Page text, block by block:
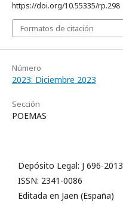
https://doi.org/10.55335/rp.298
Formatos de citación
Número
2023: Diciembre 2023
Sección
POEMAS
Depósito Legal: J 696-2013
ISSN: 2341-0086
Editada en Jaen (España)